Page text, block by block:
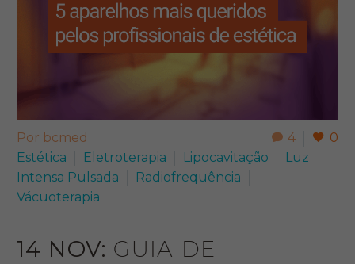
4 0
Por bcmed
Estética
Eletroterapia Lipocavitação
Luz
Intensa Pulsada
Radiofrequência
Vácuoterapia
14 NOV: GUIA DE